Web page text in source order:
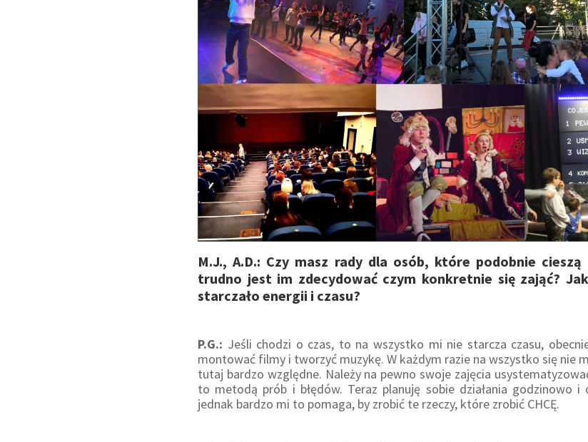
M.J., A.D.: Czy masz rady dla osób, które podobnie
trudno jest im zdecydować czym konkretnie się zająć?
starczało energii i czasu?
P.G.: Jeśli chodzi o czas, to na wszystko mi nie starcza czasu,
montować filmy i tworzyć muzykę. W każdym razie na wszystko się nie
tutaj bardzo względne. Należy na pewno swoje zajęcia
to metodą prób i błędów. Teraz planuję sobie działania godzinowo i
jednak bardzo mi to pomaga, by zrobić te rzeczy, które zrobić CHCĘ.